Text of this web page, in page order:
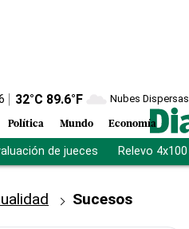
32°C 89.6°F Nubes Dispersas
Política Mundo Economía
de jueces Relevo 4x100
Sucesos